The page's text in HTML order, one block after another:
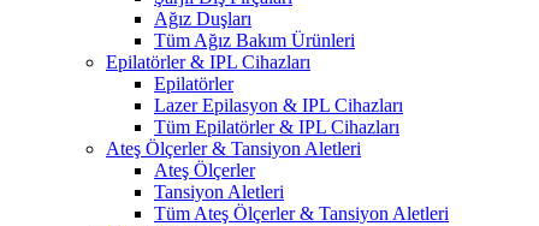
Ağız Duşları
Tüm Ağız Bakım Ürünleri
Epilatörler & IPL Cihazları
Epilatörler
Lazer Epilasyon & IPL Cihazları
Tüm Epilatörler & IPL Cihazları
Ateş Ölçerler & Tansiyon Aletleri
Ateş Ölçerler
Tansiyon Aletleri
Tüm Ateş Ölçerler & Tansiyon Aletleri